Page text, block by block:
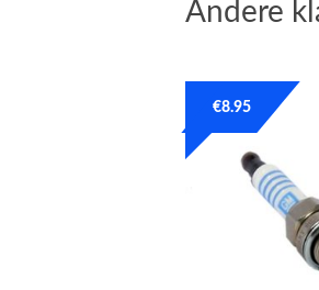
Andere
€8.95